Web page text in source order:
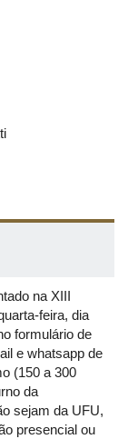
na XIII
feira, dia
formulário de
e whatsapp de
(150 a 300
da
sejam da UFU,
presencial ou